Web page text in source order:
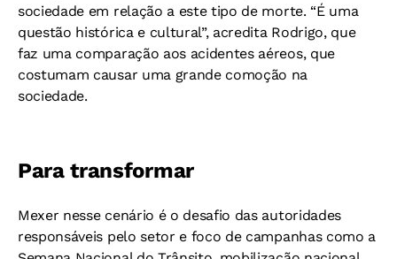
sociedade em relação a este tipo de morte. “É uma
questão histórica e cultural”, acredita Rodrigo, que
faz uma comparação aos acidentes aéreos, que
costumam causar uma grande comoção na
sociedade.
Para transformar
Mexer nesse cenário é o desafio das autoridades
responsáveis pelo setor e foco de campanhas como a